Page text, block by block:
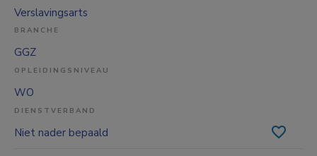
Verslavingsarts
BRANCHE
GGZ
OPLEIDINGSNIVEAU
WO
DIENSTVERBAND
Niet nader bepaald